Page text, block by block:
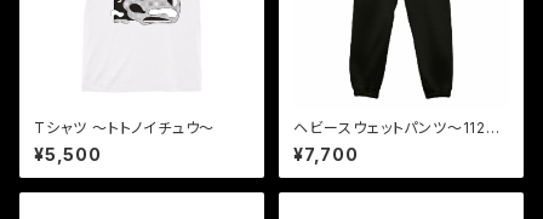
Tシャツ 〜トトノイチュウ〜
¥5,500
ヘビースウェットパンツ〜112
6〜
¥7,700